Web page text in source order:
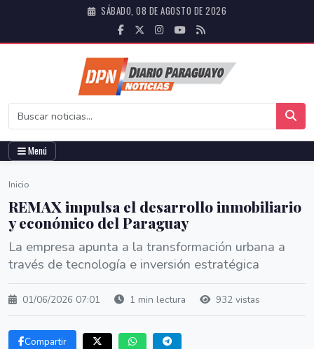
SÁBADO, 08 DE AGOSTO DE 2026
Menú
Inicio
REMAX impulsa el desarrollo inmobiliario
y económico del Paraguay
La empresa apunta a la transformación urbana a
través de tecnología e inversión estratégica
01/06/2026 07:01 1 min lectura 932 vistas
Compartir